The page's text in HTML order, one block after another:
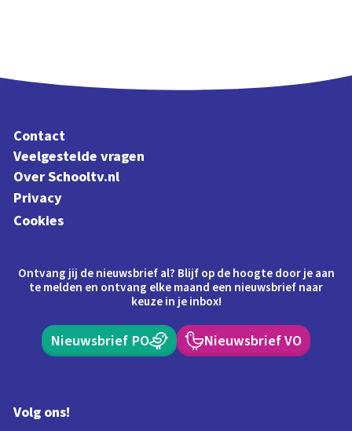
Contact
Veelgestelde vragen
Over Schooltv.nl
Privacy
Cookies
Ontvang jij de nieuwsbrief al? Blijf op de hoogte door je aan
te melden en ontvang elke maand een nieuwsbrief naar
keuze in je inbox!
Nieuwsbrief PO Nieuwsbrief VO
Volg ons!